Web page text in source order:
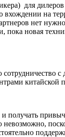
для
вхождении на
нет
новая
с
получать